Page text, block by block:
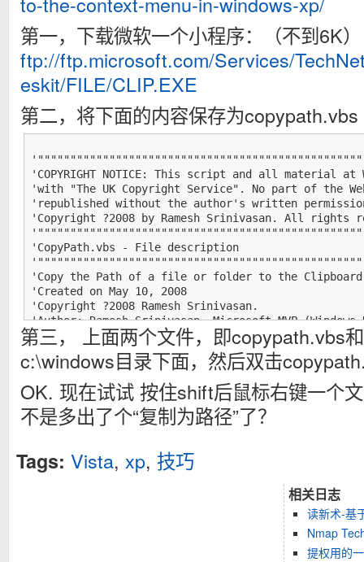
第一，下载微软一个小程序：（不到6K）
ftp://ftp.microsoft.com/Services/
eskit/FILE/CLIP.EXE
第二，将下面的内容保存为copypath.vbs
'COPYRIGHT NOTICE: This script and all material
'with "The UK Copyright Service". No part of the
'republished without the author's written
'Copyright ?2008 by Ramesh Srinivasan. All rights
'CopyPath.vbs - File description
'Copy the Path of a file or folder to the Clipboard
'Created on May 10, 2008
'Copyright ?2008 Ramesh Srinivasan.
'Author: Ramesh Srinivasan, Microsoft MVP (Windows
'Website: http://www.winhelponline.com
Set WshShell =
strBaseBrch= "HKLM\Software\Classes\"
If WScript.Arguments.Count <> 0 Then
WshShell.run "%comspec% /c " & "echo " & chr(34) &
rtn= Trim(UCase(InputBox ("Type INSTALL to add
第三， 上面两个文件，即copypath.vbs
c:\windows目录下面，然后双击
OK. 现在试试 按住shift后鼠标右键一个
不是多出了个“复制为路径”了？
Tags: Vista, xp, 技巧
相关日志
读新术-基
Nmap
提权用的